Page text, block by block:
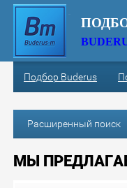
Подбор Buderus
Расширенный поиск
МЫ